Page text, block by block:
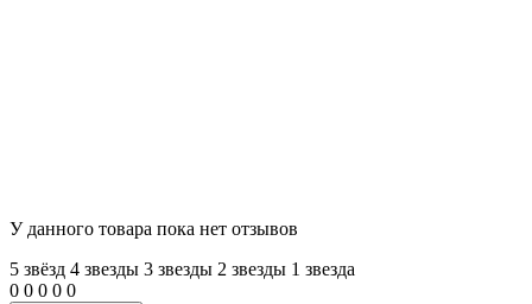
У данного товара пока нет отзывов
5 звёзд 4 звeзды 3 звeзды 2 звeзды 1 звeзда
0 0 0 0 0